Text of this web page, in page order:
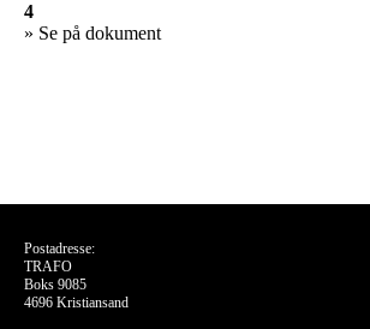
4
» Se på dokument
Postadresse:
TRAFO
Boks 9085
4696 Kristiansand